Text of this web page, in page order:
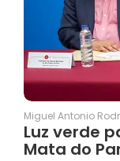
Miguel Antonio
Luz verde
Mata do